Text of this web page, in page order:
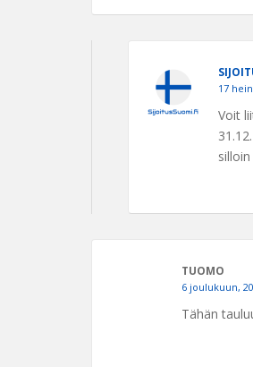
17
Voit
TUOMO
6 joulukuun,
Tähän